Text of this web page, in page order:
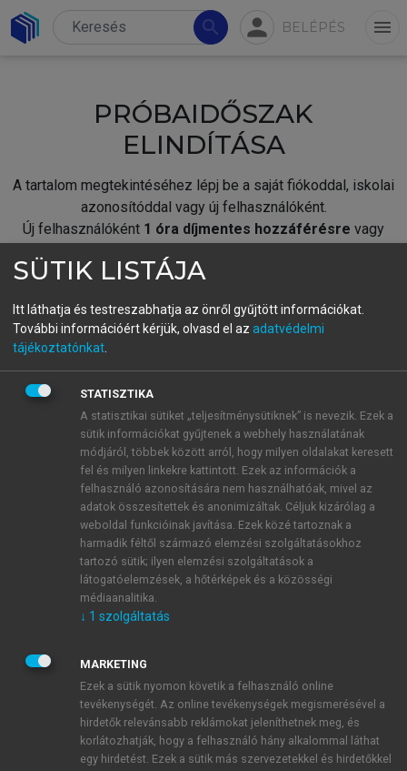
search person BELÉPÉS menu
PRÓBAIDŐSZAK
ELINDÍTÁSA
A tartalom megtekintéséhez lépj be a saját fiókoddal, iskolai
azonosítóddal vagy új felhasználóként.
Új felhasználóként 1 óra díjmentes hozzáférésre vagy
fiókoddal,vagy hozz létre új fiókot.
A regisztráció után apróbaidőszakautomatikusan
BELÉPÉS SAJÁT FIÓKKAL
ÚJ FIÓK LÉTREHOZÁSA
1 óra díjmentes hozzáférés
E-MAIL-CÍM
JELSZÓ
JELSZÓ ÚJRA
SÜTIK LISTÁJA
Itt láthatja és testreszabhatja az önről gyűjtött információkat.
További információért kérjük, olvasd el az adatvédelmi
tájékoztatónkat
STATISZTIKA
A statisztikai sütiket „teljesítménysütiknek” is nevezik. Ezek a
sütik információkat gyűjtenek a webhely használatának
módjáról, többek között arról, hogy milyen oldalakat keresett
fel és milyen linkekre kattintott. Ezek az információk a
felhasználó azonosítására nem használhatóak, mivel az
adatok összesítettek és anonimizáltak. Céljuk kizárólag a
weboldal funkcióinak javítása. Ezek közé tartoznak a
harmadik féltől származó elemzési szolgáltatásokhoz
tartozó sütik; ilyen elemzési szolgáltatások a
látogatóelemzések, a hőtérképek és a közösségi
médiaanalitika.
↓ 1 szolgáltatás
MARKETING
Ezek a sütik nyomon követik a felhasználó online
tevékenységét. Az online tevékenységek megismerésével a
hirdetők relevánsabb reklámokat jeleníthetnek meg, és
korlátozhatják, hogy a felhasználó hány alkalommal láthat
egy hirdetést. Ezek a sütik más szervezetekkel és hirdetőkkel